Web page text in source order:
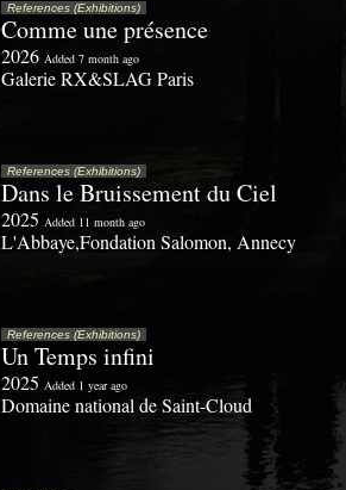
References (Exhibitions)
Comme une présence
2026 Added 7 month ago
Galerie RX&SLAG Paris
References (Exhibitions)
Dans le Bruissement du Ciel
2025 Added 11 month ago
L'Abbaye,Fondation Salomon, Annecy
References (Exhibitions)
Un Temps infini
2025 Added 1 year ago
Domaine national de Saint-Cloud